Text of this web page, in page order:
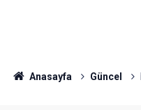
Anasayfa Güncel